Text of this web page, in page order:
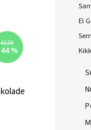
El
€3,70
%